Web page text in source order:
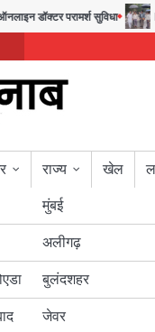
परामर्श सुविधा
राज्य
मुंबई
उत्तर प्रदेश
अलीगढ़
बुलंदशहर
जेवर
बिहार
पंजाब
खेल